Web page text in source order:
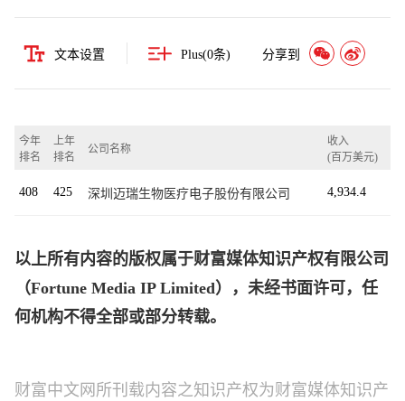
文本设置 Plus(0条) 分享到
今年
排名
上年
排名
公司名称
收入
(百万美元)
408 425 深圳迈瑞生物医疗电子股份有限公司 4,934.4
以上所有内容的版权属于财富媒体知识产权有限公司
（Fortune Media IP Limited），未经书面许可，任
何机构不得全部或部分转载。
财富中文网所刊载内容之知识产权为财富媒体知识产